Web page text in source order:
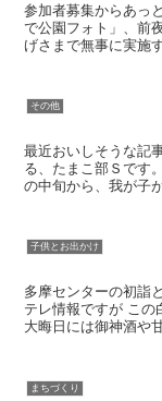
参加者募集からあっ
で公園フォト」、前
げさまで無事に実施
その他
最近おいしそうな記
る、たまこ部Ｓです
の中旬から、我が子
子供とお出かけ
多摩センターの初詣
テレ情報ですが この
大晦日には御神酒や
まちづくり